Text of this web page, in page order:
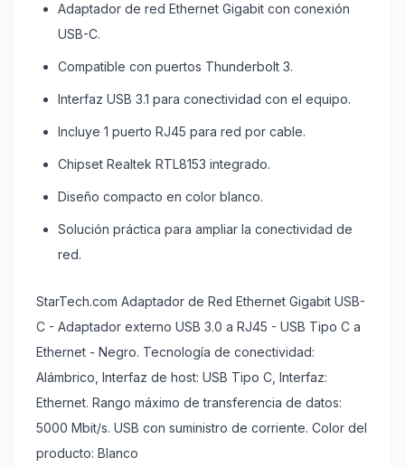
Adaptador de red Ethernet Gigabit con conexión
USB-C.
Compatible con puertos Thunderbolt 3.
Interfaz USB 3.1 para conectividad con el equipo.
Incluye 1 puerto RJ45 para red por cable.
Chipset Realtek RTL8153 integrado.
Diseño compacto en color blanco.
Solución práctica para ampliar la conectividad de
red.
StarTech.com Adaptador de Red Ethernet Gigabit USB-
C - Adaptador externo USB 3.0 a RJ45 - USB Tipo C a
Ethernet - Negro. Tecnología de conectividad:
Alámbrico, Interfaz de host: USB Tipo C, Interfaz:
Ethernet. Rango máximo de transferencia de datos:
5000 Mbit/s. USB con suministro de corriente. Color del
producto: Blanco